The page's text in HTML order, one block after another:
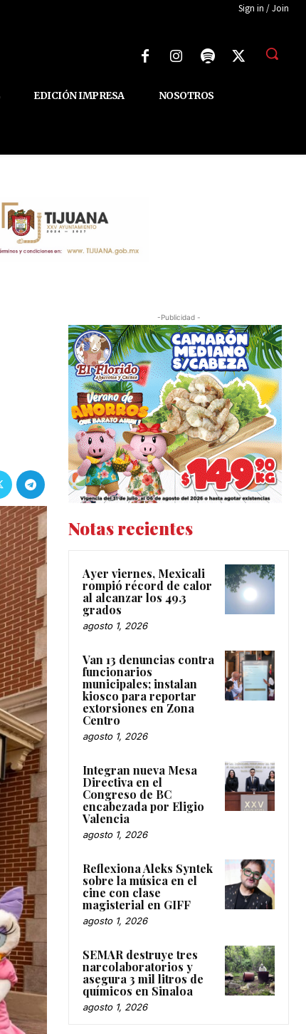
Sign in / Join
EDICIÓN IMPRESA NOSOTROS
-Publicidad -
Notas recientes
Ayer viernes, Mexicali
rompió récord de calor
al alcanzar los 49.3
grados
agosto 1, 2026
Van 13 denuncias contra
funcionarios
municipales; instalan
kiosco para reportar
extorsiones en Zona
Centro
agosto 1, 2026
Integran nueva Mesa
Directiva en el
Congreso de BC
encabezada por Eligio
Valencia
agosto 1, 2026
Reflexiona Aleks Syntek
sobre la música en el
cine con clase
magisterial en GIFF
agosto 1, 2026
SEMAR destruye tres
narcolaboratorios y
asegura 3 mil litros de
químicos en Sinaloa
agosto 1, 2026